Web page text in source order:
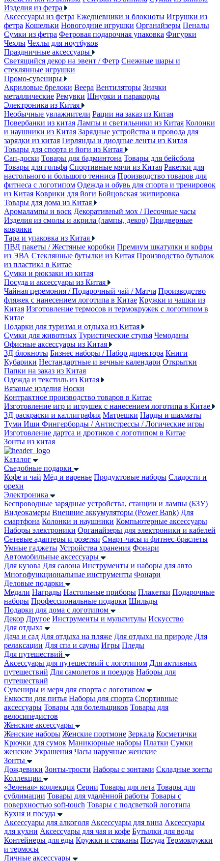
Изделия из фетра
Аксессуары из фетра Ежедневники и блокноты Игрушки из
фетра Кошельки Новогодние игрушки Органайзеры Пеналы
Сумки из фетра Фетровая подарочная упаковка Фигурки
Чехлы Чехлы для ноутбуков
Праздничные аксессуары
Светящийся декор на эвент / Фетр Снежные шары и
стеклянные игрушки
Промо-сувениры
Акриловые брелоки Веера Вентиляторы Значки
металлические Ремувки Шнурки и паракорды
Электроника из Китая
Необычные увлажнители Рации на заказ из Китая
Повербанки из китая Лампы и светильники из Китая Колонки
и наушники из Китая Зарядные устройства и провода для
зарядки из китая Гирлянды и диодные ленты из Китая
Товары для спорта и йоги из Китая
Сап-доски Товары для бадминтона Товары для бейсбола
Товары для гольфа Спортивные мячи из Китая Ракетки для
настольного и большого тенниса Производство товаров для
фитнеса с логотипом Одежда и обувь для спорта и тренировок
из Китая Коврики для йоги Бойцовская экипировка
Товары для дома из Китая
Аромалампы и воск Декоративный мох / Песочные часы
Изделия из смолы и акрила (лампы, декор) Придверные
коврики
Тара и упаковка из Китая
ПВД пакеты / Жестяные коробки Премиум шкатулки и кофры
из ЭВА Стеклянные бутылки из Китая Производство бутылок
из пластика в Китае
Сумки и рюкзаки из китая
Посуда и аксессуары из Китая
Чайная церемония / Подарочный чай / Матча Производство
фляжек с нанесением логотипа в Китае Кружки и чашки из
Китая Изготовление термосов и термокружек с логотипом в
Китае
Подарки для туризма и отдыха из Китая
Сумки для животных Туристические стулья Чемоданы
Офисные аксессуары из Китая
3Д блокноты Бизнес наборы / Набор директора Книги
Кубарики Нестандартные и вечные календари Открытки
Папки на заказ из Китая
Одежда и текстиль из Китая
Вязаные изделия Носки
Контрактное производство товаров в Китае
Изготовление игр и игрушек с нанесением логотипа в Китае
3Д раскраски и каллиграфия Матрешки Нарды и шахматы
Туми Иши Фингерборды / Антистрессы / Логические игры
Изготовление дартса и дротиков с логотипом в Китае
Зонты из китая
Каталог
Съедобные подарки
Кофе и чай Мёд и варенье Продуктовые наборы Сладости и
орехи
Электроника
Беспроводные зарядные устройства, станции и лампы (БЗУ)
Видеокамеры Внешние аккумуляторы (Power Bank) Для
смартфона Колонки и наушники Компьютерные аксессуары
Наборы электроники Органайзеры для электроники и кабелей
Сетевые адаптеры и розетки Смарт-часы и фитнес-браслеты
Умные гаджеты Устройства хранения Фонари
Автомобильные аксессуары
Для кузова Для салона Инструменты и наборы для авто
Многофункциональные инструменты Фонари
Деловые подарки
Медали Награды Настольные приборы Плакетки Подарочные
наборы Профессиональные подарки Шильды
Подарки для дома с логотипом
Декор Другое Инструменты и мультитулы Искусство
Для отдыха
Дача и сад Для отдыха на пляже Для отдыха на природе Для
релаксации Для спа и сауны Игры Пледы
Для путешествий
Аксессуары для путешествий с логотипом Для активных
путешествий Для самолетов и поездов Наборы для
путешествий
Сувениры и мерч для спорта с логотипом
Емкости для питья Наборы для спорта Спортивные
аксессуары Товары для болельщиков Товары для
велосипедистов
Женские аксессуары
Женские наборы Женские портмоне Зеркала Косметички
Крючки для сумок Маникюрные наборы Платки Сумки
женские Украшения Часы наручные женские
Зонты
Дождевики Зонты-трости Наборы с зонтами Складные зонты
Коллекции
«Зеленая» коллекция Серии Товары для лета Товары для
сублимации Товары для удалённой работы Товары с
поверхностью soft-touch Товары с подсветкой логотипа
Кухня и посуда
Аксессуары для алкоголя Аксессуары для вина Аксессуары
для кухни Аксессуары для чая и кофе Бутылки для воды
Контейнеры для еды Кружки и стаканы Посуда Термокружки
и термосы
Личные аксессуары